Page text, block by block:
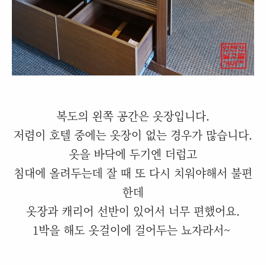
복도의 왼쪽 공간은 옷장입니다.
저렴이 호텔 중에는 옷장이 없는 경우가 많습니다.
옷을 바닥에 두기엔 더럽고
침대에 올려두는데 잘 때 또 다시 치워야해서 불편
한데
옷장과 캐리어 선반이 있어서 너무 편했어요.
1박을 해도 옷걸이에 걸어두는 뇨자라서~